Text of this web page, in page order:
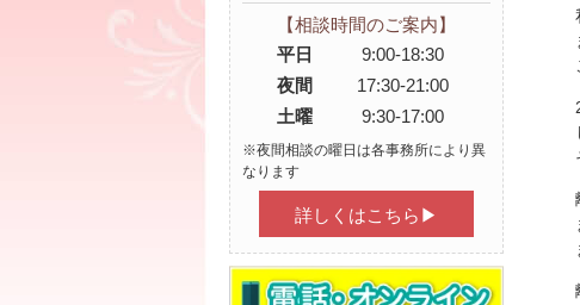
【相談時間のご案内】
平日
9:00-18:30
夜間
17:30-21:00
土曜
9:30-17:00
※夜間相談の曜日は各事務所により異
なります
詳しくはこちら▶